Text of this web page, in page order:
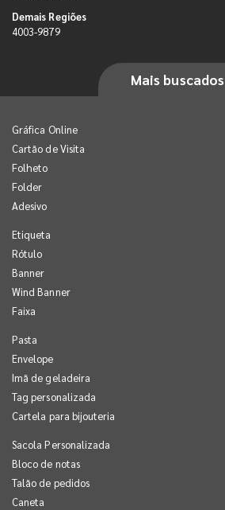
Demais Regiões
4003-9879
Mais buscados
Gráfica Online
Cartão de Visita
Folheto
Folder
Adesivo
Etiqueta
Rótulo
Banner
Wind Banner
Faixa
Pasta
Envelope
Imã de geladeira
Tag personalizada
Cartela para bijouteria
Sacola Personalizada
Bloco de notas
Talão de pedidos
Caneta